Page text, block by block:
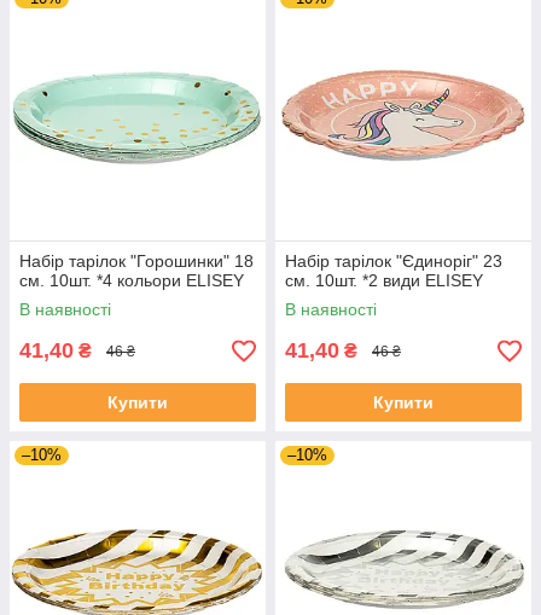
Набір тарілок "Горошинки" 18
см. 10шт. *4 кольори ELISEY
В наявності
41,40 ₴ 46 ₴
Купити
Набір тарілок "Єдиноріг" 23
см. 10шт. *2 види ELISEY
В наявності
41,40 ₴ 46 ₴
Купити
–10% –10%